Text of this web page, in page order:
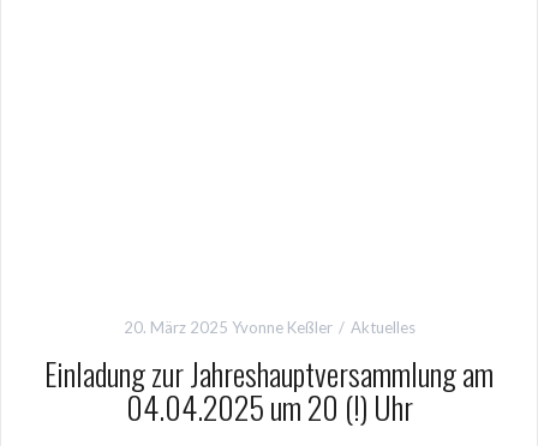
20. März 2025 Yvonne Keßler Aktuelles
Einladung zur Jahreshauptversammlung am
04.04.2025 um 20 (!) Uhr